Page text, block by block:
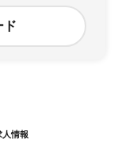
ド
情報